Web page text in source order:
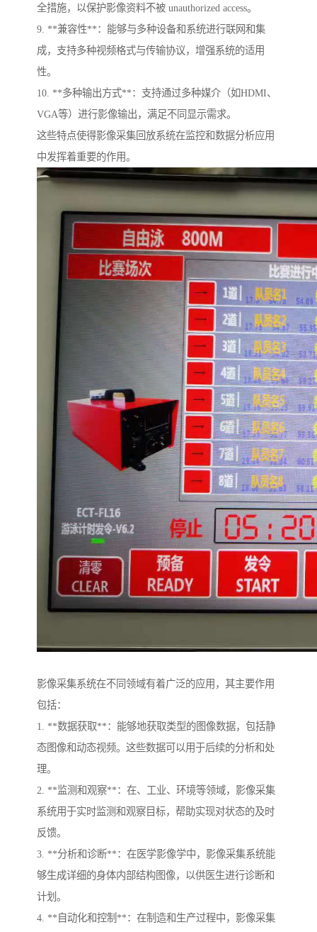
全措施，以保护影像资料不被 unauthorized access。
9. **兼容性**：能够与多种设备和系统进行联网和集
成，支持多种视频格式与传输协议，增强系统的适用
性。
10. **多种输出方式**：支持通过多种媒介（如HDMI、
VGA等）进行影像输出，满足不同显示需求。
这些特点使得影像采集回放系统在监控和数据分析应用
中发挥着重要的作用。
影像采集系统在不同领域有着广泛的应用，其主要作用
包括：
1. **数据获取**：能够地获取类型的图像数据，包括静
态图像和动态视频。这些数据可以用于后续的分析和处
理。
2. **监测和观察**：在、工业、环境等领域，影像采集
系统用于实时监测和观察目标，帮助实现对状态的及时
反馈。
3. **分析和诊断**：在医学影像学中，影像采集系统能
够生成详细的身体内部结构图像，以供医生进行诊断和
计划。
4. **自动化和控制**：在制造和生产过程中，影像采集